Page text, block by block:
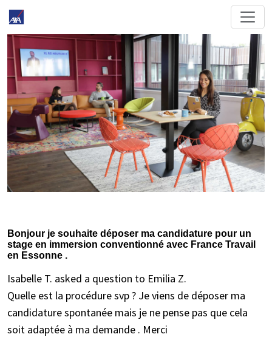
Bonjour je souhaite déposer ma candidature pour un
stage en immersion conventionné avec France Travail
en Essonne .
Isabelle T. asked a question to Emilia Z.
Quelle est la procédure svp ? Je viens de déposer ma
candidature spontanée mais je ne pense pas que cela
soit adaptée à ma demande . Merci